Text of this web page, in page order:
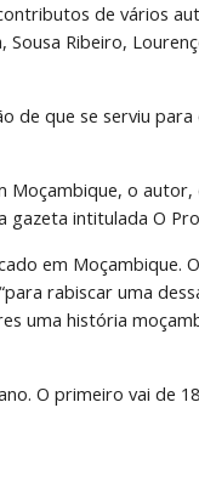
de vários
Ribeiro,
que se serviu
o
intitulada O
em Moçambique.
rabiscar uma
uma história
O primeiro vai de